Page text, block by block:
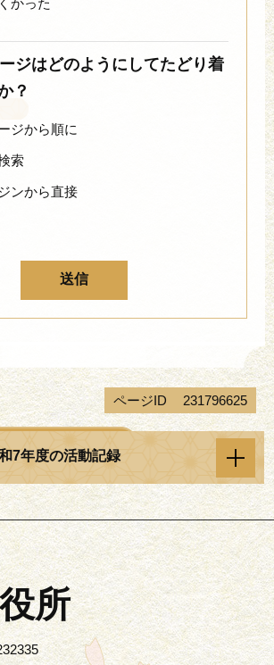
ジはどのようにしてたどり着
？
ジから順に
索
ンから直接
ページID 231796625
7年度の活動記録
所